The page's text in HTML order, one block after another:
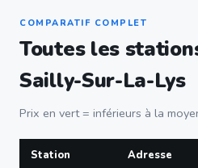
COMPARATIF COMPLET
Toutes les
Sailly-Sur-La-Lys
Prix en vert = inférieurs à la
Station Adresse